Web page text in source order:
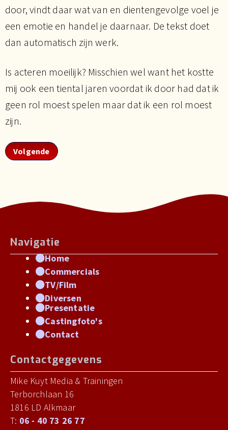
door, vindt daar wat van en dientengevolge voel je
een emotie en handel je daarnaar. De tekst doet
dan automatisch zijn werk.
Is acteren moeilijk? Misschien wel want het kostte
mij ook een tiental jaren voordat ik door had dat ik
geen rol moest spelen maar dat ik een rol moest
zijn.
Volgende artikel: Acteren voor de camera
Volgende
Navigatie
Home
Commercials
TV/Film
Diversen
Presentatie
Castingfoto's
Contact
Contactgegevens
Mike Kuyt Media & Trainingen
Terborchlaan 16
1816 LD Alkmaar
T: 06 - 40 73 26 77